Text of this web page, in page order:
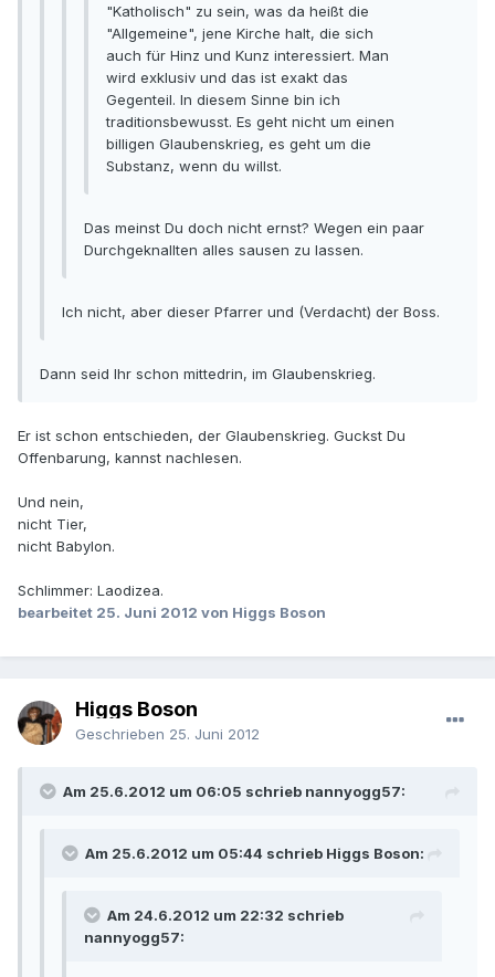
"Katholisch" zu sein, was da heißt die
"Allgemeine", jene Kirche halt, die sich
auch für Hinz und Kunz interessiert. Man
wird exklusiv und das ist exakt das
Gegenteil. In diesem Sinne bin ich
traditionsbewusst. Es geht nicht um einen
billigen Glaubenskrieg, es geht um die
Substanz, wenn du willst.
Das meinst Du doch nicht ernst? Wegen ein paar
Durchgeknallten alles sausen zu lassen.
Ich nicht, aber dieser Pfarrer und (Verdacht) der Boss.
Dann seid Ihr schon mittedrin, im Glaubenskrieg.
Er ist schon entschieden, der Glaubenskrieg. Guckst Du
Offenbarung, kannst nachlesen.
Und nein,
nicht Tier,
nicht Babylon.
Schlimmer: Laodizea.
bearbeitet 25. Juni 2012 von Higgs Boson
Higgs Boson
Geschrieben 25. Juni 2012
Am 25.6.2012 um 06:05 schrieb nannyogg57:
Am 25.6.2012 um 05:44 schrieb Higgs Boson:
Am 24.6.2012 um 22:32 schrieb
nannyogg57: